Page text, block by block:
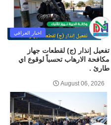
اخبار العراقي
تفعيل إنذار (ج) لقطعات جهاز
مكافحة الارهاب تحسباً لوقوع اي
طارئ .
August 06, 2026